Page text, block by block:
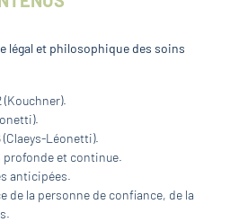
légal et philosophique des soins
(Kouchner).
(Claeys-Léonetti).
profonde et continue.
anticipées.
de la personne de confiance, de la